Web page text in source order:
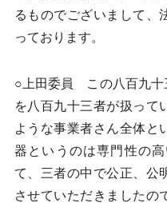
るものでございまして、
っております。
○上田委員 この八百九十
を八百九十三者が扱って
ような事業者さん全体と
器というのは専門性の
て、三者の中で公正、公
させていただきましたの